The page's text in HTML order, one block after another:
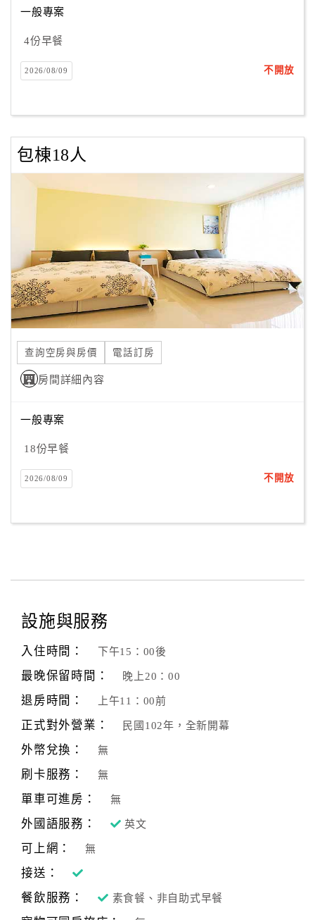
訂
房
Q&A
旅
卡
款
收
據
合
作
提
案
店
作
作
旅
伴
劃
商
品
傳
一般專案
4份早餐
2026/08/09 不開放
包棟18人
查詢空房與房價 電話訂房
房間詳細內容
一般專案
18份早餐
2026/08/09 不開放
設施與服務
入住時間： 下午15：00後
最晚保留時間： 晚上20：00
退房時間： 上午11：00前
正式對外營業： 民國102年，全新開幕
外幣兌換： 無
刷卡服務： 無
單車可進房： 無
外國語服務： 英文
可上網： 無
接送：
餐飲服務：
素食餐、非自助式早餐